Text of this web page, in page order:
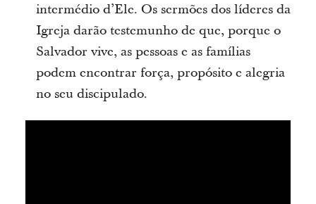
intermédio d’Ele. Os sermões dos líderes da
Igreja darão testemunho de que, porque o
Salvador vive, as pessoas e as famílias
podem encontrar força, propósito e alegria
no seu discipulado.